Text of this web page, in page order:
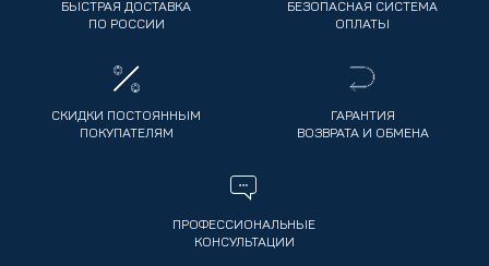
БЫСТРАЯ ДОСТАВКА
ПО РОССИИ
БЕЗОПАСНАЯ СИСТЕМА
ОПЛАТЫ
СКИДКИ ПОСТОЯННЫМ
ПОКУПАТЕЛЯМ
ГАРАНТИЯ
ВОЗВРАТА И ОБМЕНА
ПРОФЕССИОНАЛЬНЫЕ
КОНСУЛЬТАЦИИ